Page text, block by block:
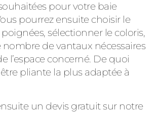
pour votre baie
pourrez ensuite choisir le
sélectionner le coloris,
nombre de vantaux nécessaires
l’espace concerné. De quoi
pliante la plus adaptée à
un devis gratuit sur notre